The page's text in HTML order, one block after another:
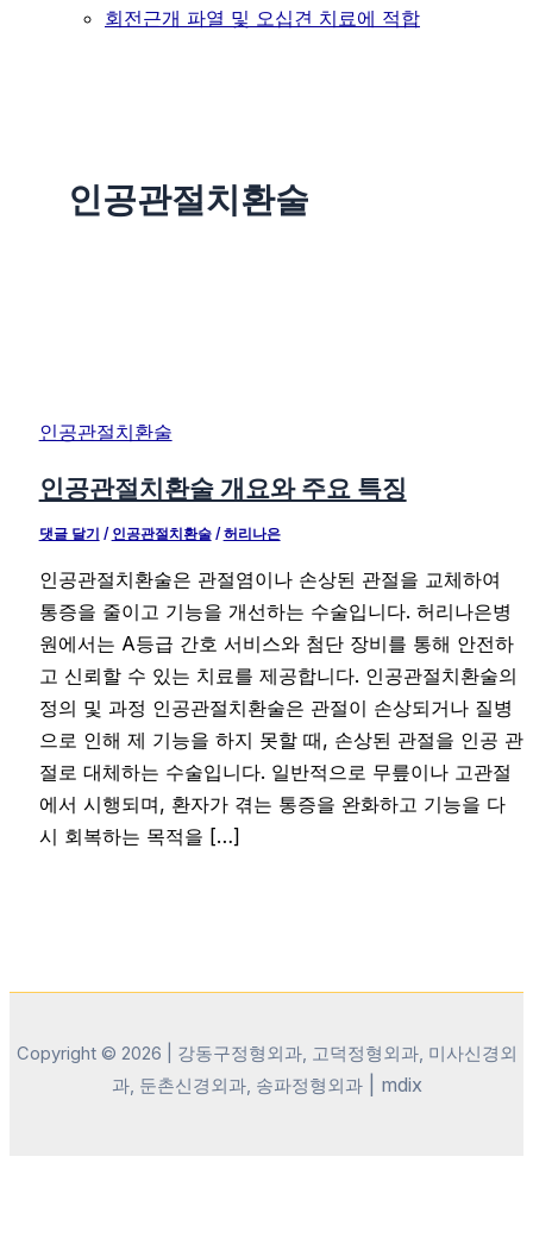
회전근개 파열 및 오십견 치료에 적합
인공관절치환술
인공관절치환술
인공관절치환술 개요와 주요 특징
댓글 달기 / 인공관절치환술/허리나은
인공관절치환술은 관절염이나 손상된 관절을 교체하여
통증을 줄이고 기능을 개선하는 수술입니다. 허리나은병
원에서는 A등급 간호 서비스와 첨단 장비를 통해 안전하
고 신뢰할 수 있는 치료를 제공합니다. 인공관절치환술의
정의 및 과정 인공관절치환술은 관절이 손상되거나 질병
으로 인해 제 기능을 하지 못할 때, 손상된 관절을 인공 관
절로 대체하는 수술입니다. 일반적으로 무릎이나 고관절
에서 시행되며, 환자가 겪는 통증을 완화하고 기능을 다
시 회복하는 목적을 […]
Copyright © 2026 | 강동구정형외과, 고덕정형외과, 미사신경외
과, 둔촌신경외과, 송파정형외과| mdix